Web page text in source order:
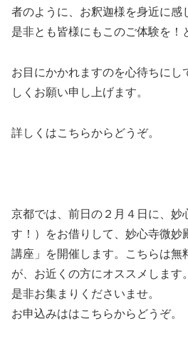
者のように、お釈迦様を身近に感
是非とも皆様にもこのご体験を！
お目にかかれますのを心待ちにし
しくお願い申し上げます。
詳しくはこちらからどうぞ。
京都では、前日の２月４日に、妙
す！）をお借りして、妙心寺微妙
講座」を開催します。こちらは無
が、お近くの方にオススメします。
是非お集まりくださいませ。
お申込みははこちらからどうぞ。